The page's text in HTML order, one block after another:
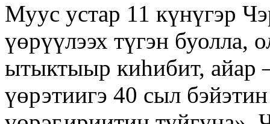
Муус устар 11 күнүгэр
үөрүүлээх түгэн буолла,
ытыктыыр киһибит, айар
үөрэтиигэ 40 сыл